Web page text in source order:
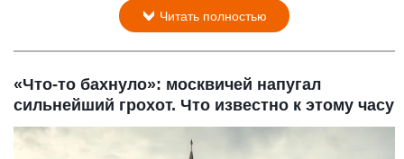
Читать полностью
«Что-то бахнуло»: москвичей напугал
сильнейший грохот. Что известно к этому часу